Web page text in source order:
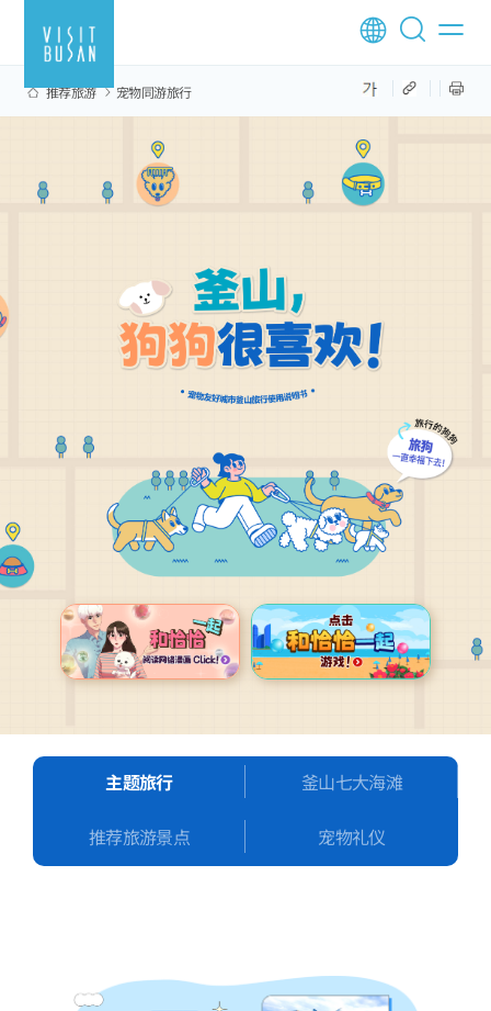
推荐旅游 宠物同游旅行
主题旅行 釜山七大海滩
推荐旅游景点 宠物礼仪